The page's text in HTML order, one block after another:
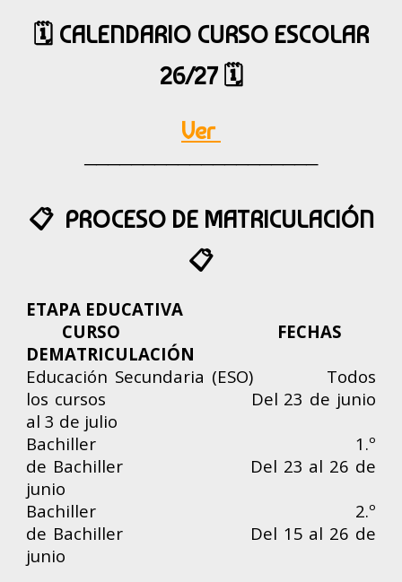
🗓️ CALENDARIO CURSO ESCOLAR
26/27 🗓️
Ver
────────────────────
📋 PROCESO DE MATRICULACIÓN
📋
ETAPA EDUCATIVA
CURSO
FECHAS
DEMATRICULACIÓN
Educación Secundaria (ESO)
Todos
los cursos
Del 23 de junio
al 3 de julio
Bachiller
1.º
de Bachiller
Del 23 al 26 de
junio
Bachiller
2.º
de Bachiller
Del 15 al 26 de
junio